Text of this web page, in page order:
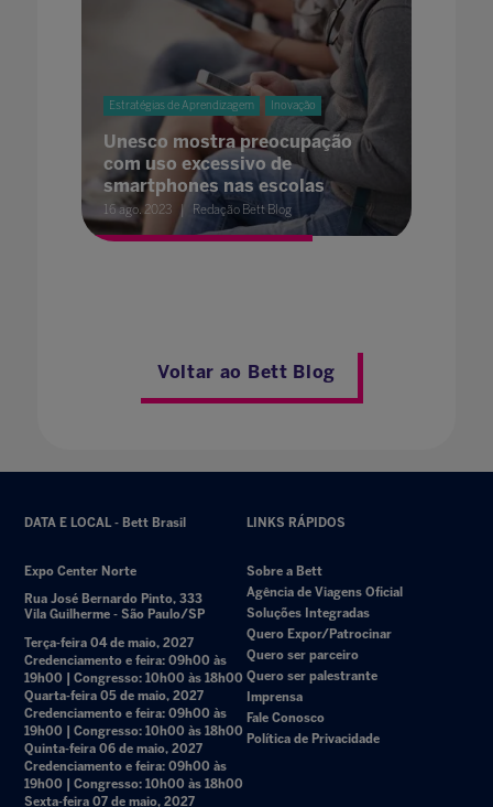
Estratégias de Aprendizagem Inovação
Unesco mostra preocupação
com uso excessivo de
smartphones nas escolas
16 ago. 2023 Redação Bett Blog
Voltar ao Bett Blog
DATA E LOCAL - Bett Brasil
Expo Center Norte
Rua José Bernardo Pinto, 333
Vila Guilherme - São Paulo/SP
Terça-feira 04 de maio, 2027
Credenciamento e feira: 09h00 às
19h00 | Congresso: 10h00 às 18h00
Quarta-feira 05 de maio, 2027
Credenciamento e feira: 09h00 às
19h00 | Congresso: 10h00 às 18h00
Quinta-feira 06 de maio, 2027
Credenciamento e feira: 09h00 às
19h00 | Congresso: 10h00 às 18h00
Sexta-feira 07 de maio, 2027
LINKS RÁPIDOS
Sobre a Bett
Agência de Viagens Oficial
Soluções Integradas
Quero Expor/Patrocinar
Quero ser parceiro
Quero ser palestrante
Imprensa
Fale Conosco
Política de Privacidade